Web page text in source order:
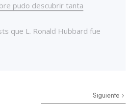
pudo descubrir tanta
que L. Ronald Hubbard fue
Siguiente